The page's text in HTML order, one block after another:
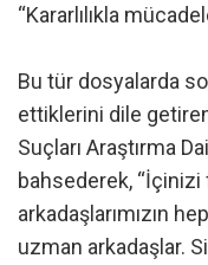
“Kararlılıkla
Bu tür dosyalarda
ettiklerini dile
Suçları Araştırma
bahsederek,
arkadaşlarımızın
uzman arkadaşlar.